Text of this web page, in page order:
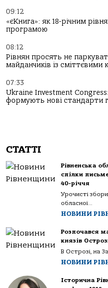
09:12
«єКнига»: як 18-річним
програмою
08:12
Рівнян просять не
майданчиків із сміттєвими
07:33
Ukraine Investment
формують нові стандарти
СТАТТІ
Рівненська
спілки
40-річчя
Урочисті збори
обласної...
НОВИНИ
Розпочався
князів
В Острозі, на
НОВИНИ
Історична